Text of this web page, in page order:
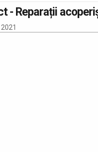
- Reparații